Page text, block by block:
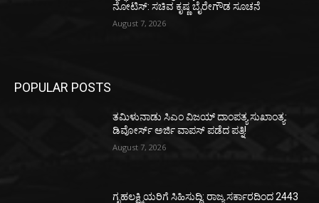
ನೋಟಿಸ್: ಸಚಿವ ಕೃಷ್ಣ ಬೈರೇಗೌಡ ಸೂಚನೆ
August 7, 2026
POPULAR POSTS
ತಮಿಳುನಾಡು ಸಿಎಂ ವಿಜಯ್‌ ದಾಂಪತ್ಯ ಸುಖಾಂತ್ಯ:
ಡಿವೋರ್ಸ್‌ ಅರ್ಜಿ ವಾಪಸ್‌ ಪಡೆದ ಪತ್ನಿ!
August 7, 2026
ಗೃಹಲಕ್ಷ್ಮಿಯರಿಗೆ ಸಿಹಿಸುದ್ದಿ: ರಾಜ್ಯ ಸರ್ಕಾರದಿಂದ 2443